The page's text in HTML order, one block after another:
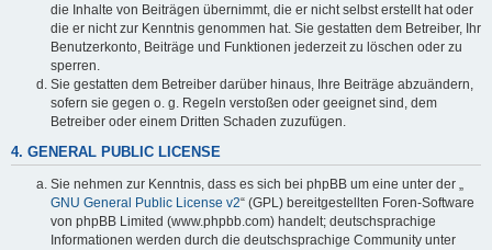
die Inhalte von Beiträgen übernimmt, die er nicht selbst erstellt hat oder
die er nicht zur Kenntnis genommen hat. Sie gestatten dem Betreiber, Ihr
Benutzerkonto, Beiträge und Funktionen jederzeit zu löschen oder zu
sperren.
Sie gestatten dem Betreiber darüber hinaus, Ihre Beiträge abzuändern,
sofern sie gegen o. g. Regeln verstoßen oder geeignet sind, dem
Betreiber oder einem Dritten Schaden zuzufügen.
4. GENERAL PUBLIC LICENSE
Sie nehmen zur Kenntnis, dass es sich bei phpBB um eine unter der „
GNU General Public License v2“ (GPL) bereitgestellten Foren-Software
von phpBB Limited (www.phpbb.com) handelt; deutschsprachige
Informationen werden durch die deutschsprachige Community unter